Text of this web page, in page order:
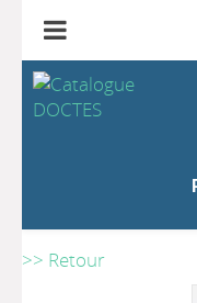
>> Retour